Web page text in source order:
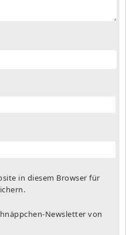
in diesem Browser für
Newsletter von